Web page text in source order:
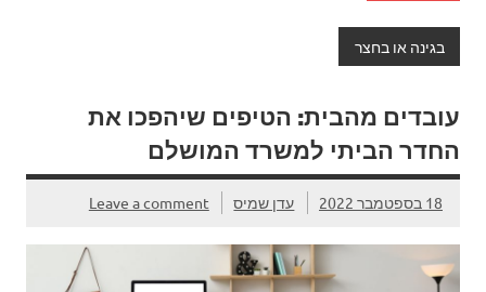
בגינה או בחצר
עובדים מהבית: הטיפים שיהפכו את
החדר הביתי למשרד המושלם
18 בספטמבר 2022 עדן שמיס Leave a comment